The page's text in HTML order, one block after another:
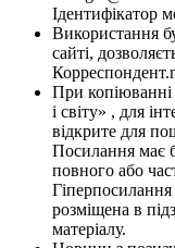
Ідентифікатор
Використання
сайті,
При копіюванні
і світу» , для
відкрите для
Посилання має
повного або
розміщена в
матеріалу.